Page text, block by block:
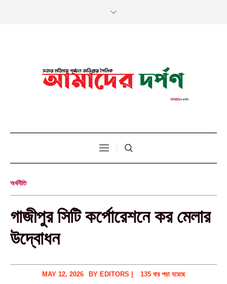
অর্থনীতি
গাজীপুর সিটি কর্পোরেশনে কর মেলার
উদ্বোধন
MAY 12, 2026 BY EDITORS |
135 বার পড়া হয়েছে